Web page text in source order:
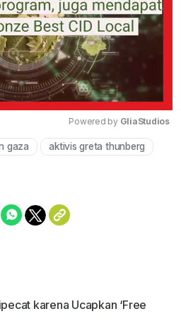
Mute
Powered by GliaStudios
gaza aktivis greta thunberg
karena Ucapkan ‘Free